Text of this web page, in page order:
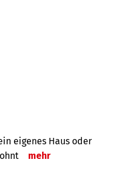
eigenes Haus oder
mehr